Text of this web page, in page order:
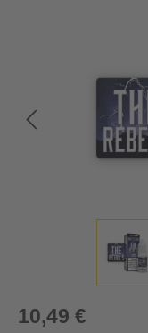
Regulärer Preis:
10,49 €